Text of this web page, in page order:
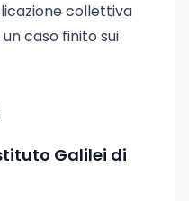
collettiva
caso finito sui
Galilei di